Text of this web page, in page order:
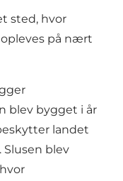
sted, hvor
på nært
blev bygget i år
landet
blev